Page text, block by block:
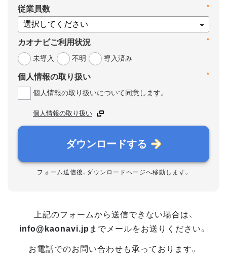
*
従業員数
*
カオナビご利用状況
未導入
不明 導入済み
*
個人情報の取り扱い
個人情報の取り扱いについて同意します。
個人情報の取り扱い
ダウンロードする
フォーム送信後、ダウンロードページへ移動します。
上記のフォームから送信できない場合は、
info@kaonavi.jp までメールをお送りください。
お電話でのお問い合わせも承っております。